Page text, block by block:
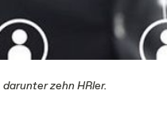
zehn HRler.